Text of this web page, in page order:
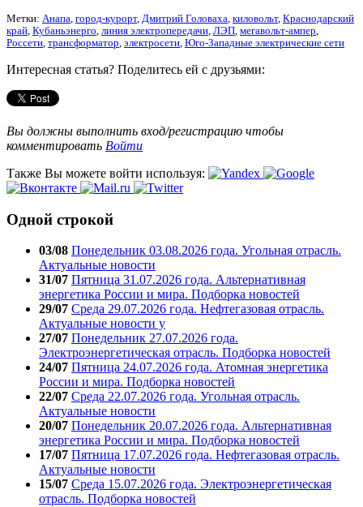
Метки: Анапа, город-курорт, Дмитрий Головаха, киловольт, Краснодарский
край, Кубаньэнерго, линия электропередачи, ЛЭП, мегавольт-ампер,
Россети, трансформатор, электросети, Юго-Западные электрические сети
Интересная статья? Поделитесь ей с друзьями:
Вы должны выполнить вход/регистрацию чтобы
комментировать Войти
Также Вы можете войти используя:
Одной строкой
03/08 Понедельник 03.08.2026 года. Угольная отрасль.
Актуальные новости
31/07 Пятница 31.07.2026 года. Альтернативная
энергетика России и мира. Подборка новостей
29/07 Среда 29.07.2026 года. Нефтегазовая отрасль.
Актуальные новости у
27/07 Понедельник 27.07.2026 года.
Электроэнергетическая отрасль. Подборка новостей
24/07 Пятница 24.07.2026 года. Атомная энергетика
России и мира. Подборка новостей
22/07 Среда 22.07.2026 года. Угольная отрасль.
Актуальные новости
20/07 Понедельник 20.07.2026 года. Альтернативная
энергетика России и мира. Подборка новостей
17/07 Пятница 17.07.2026 года. Нефтегазовая отрасль.
Актуальные новости
15/07 Среда 15.07.2026 года. Электроэнергетическая
отрасль. Подборка новостей